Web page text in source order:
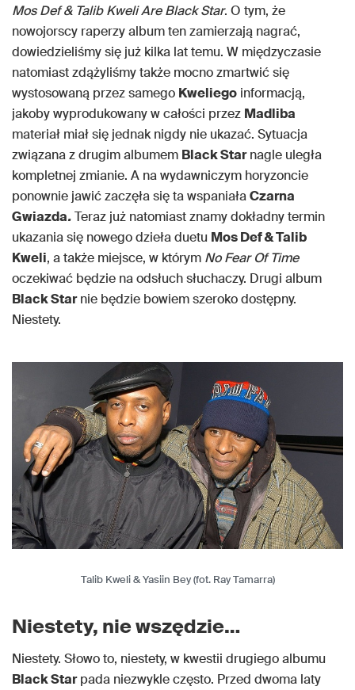
Mos Def & Talib Kweli Are Black Star. O tym, że
nowojorscy raperzy album ten zamierzają nagrać,
dowiedzieliśmy się już kilka lat temu. W międzyczasie
natomiast zdążyliśmy także mocno zmartwić się
wystosowaną przez samego Kweliego informacją,
jakoby wyprodukowany w całości przez Madliba
materiał miał się jednak nigdy nie ukazać. Sytuacja
związana z drugim albumem Black Starnagle uległa
kompletnej zmianie. A na wydawniczym horyzoncie
ponownie jawić zaczęła się ta wspaniałaCzarna
Gwiazda.Teraz już natomiast znamy dokładny termin
ukazania się nowego dzieła duetu Mos Def & Talib
Kweli, a także miejsce, w którym No Fear Of Time
oczekiwać będzie na odsłuch słuchaczy. Drugi album
Black Starnie będzie bowiem szeroko dostępny.
Niestety.
Talib Kweli & Yasiin Bey (fot. Ray Tamarra)
Niestety, nie wszędzie…
Niestety. Słowo to, niestety, w kwestii drugiego albumu
Black Starpada niezwykle często. Przed dwoma laty